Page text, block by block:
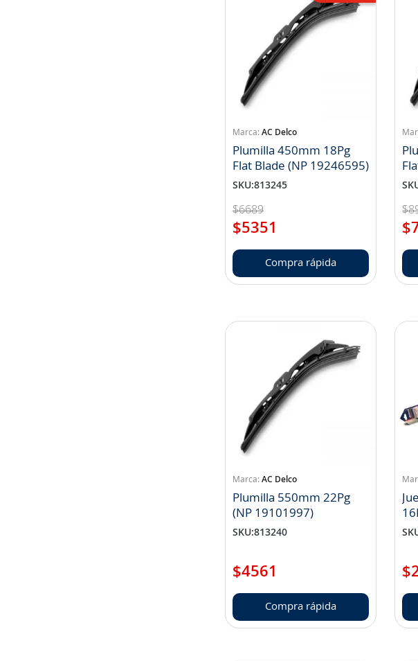
AC Delco
Plumilla 450mm 18Pg
Flat Blade (NP 19246595)
SKU:813245
$6689
$5351
Compra rápida
$
$
AC Delco
Plumilla 550mm 22Pg
(NP 19101997)
SKU:813240
$4561
Compra rápida
$